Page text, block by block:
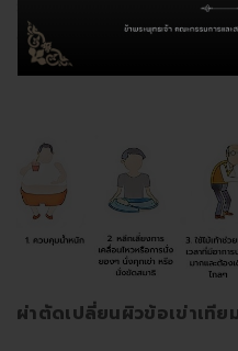
รักษาตัวเองควบคู่ไปกับการ
ด้วยวิธีง่ายๆดังต่อไปนี้
ผ่าตัดเปลี่ยนผิวข้อเข่าเทีย